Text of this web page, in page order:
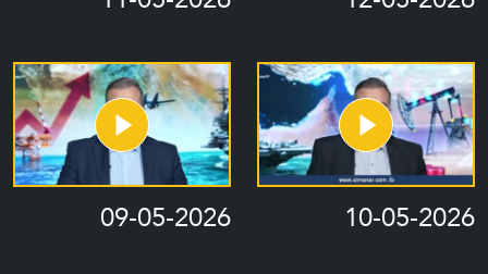
10-05-2026
09-05-2026